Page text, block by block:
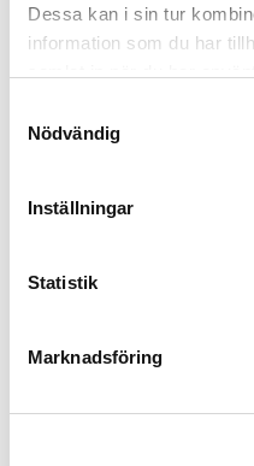
Dessa kan i sin tur
information som du har
Nödvändig
Inställningar
Statistik
Marknadsföring
Bemannia tilldelas
omfattar hälso- och sjukvård,
kultur, utbildning samt delar av
Regionen har cirka 280 000
läs mer
och Nynäshamn –